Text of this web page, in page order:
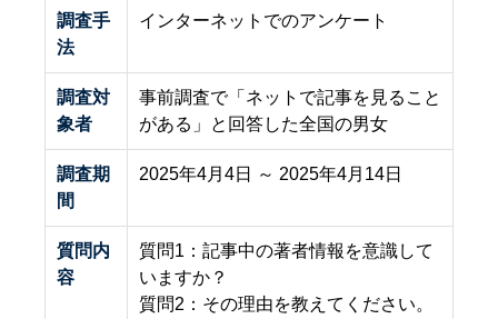
調査手
法
インターネットでのアンケート
調査対
象者
事前調査で「ネットで記事を見ること
がある」と回答した全国の男女
調査期
間
2025年4月4日 ～ 2025年4月14日
質問内
容
質問1：記事中の著者情報を意識して
いますか？
質問2：その理由を教えてください。